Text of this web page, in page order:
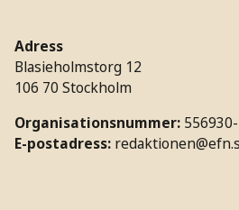
Adress
Blasieholmstorg 12
106 70 Stockholm
Organisationsnummer:
E-postadress: